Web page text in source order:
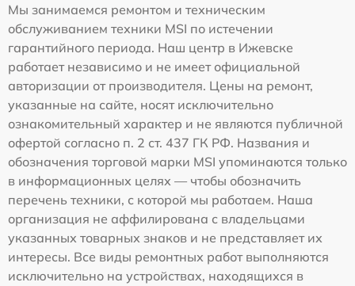
Мы занимаемся ремонтом и техническим
обслуживанием техники MSI по истечении
гарантийного периода. Наш центр в Ижевске
работает независимо и не имеет официальной
авторизации от производителя. Цены на ремонт,
указанные на сайте, носят исключительно
ознакомительный характер и не являются публичной
офертой согласно п. 2 ст. 437 ГК РФ. Названия и
обозначения торговой марки MSI упоминаются только
в информационных целях — чтобы обозначить
перечень техники, с которой мы работаем. Наша
организация не аффилирована с владельцами
указанных товарных знаков и не представляет их
интересы. Все виды ремонтных работ выполняются
исключительно на устройствах, находящихся в